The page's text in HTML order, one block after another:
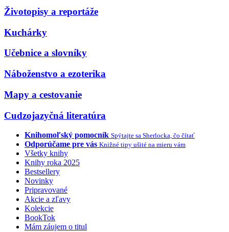
Životopisy a reportáže
Kuchárky
Učebnice a slovníky
Náboženstvo a ezoterika
Mapy a cestovanie
Cudzojazyčná literatúra
Knihomoľský pomocník Spýtajte sa Sherlocka, čo čítať
Odporúčame pre vás Knižné tipy ušité na mieru vám
Všetky knihy
Knihy roka 2025
Bestsellery
Novinky
Pripravované
Akcie a zľavy
Kolekcie
BookTok
Mám záujem o titul